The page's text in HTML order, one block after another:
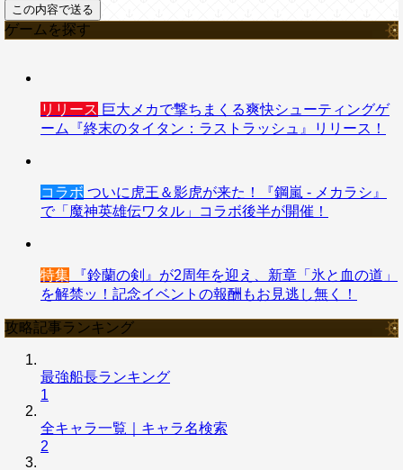
ゲームを探す
リリース 巨大メカで撃ちまくる爽快シューティングゲ
ーム『終末のタイタン：ラストラッシュ』リリース！
コラボ ついに虎王＆影虎が来た！『鋼嵐 - メカラシ』
で「魔神英雄伝ワタル」コラボ後半が開催！
特集 『鈴蘭の剣』が2周年を迎え、新章「氷と血の道」
を解禁ッ！記念イベントの報酬もお見逃し無く！
攻略記事ランキング
最強船長ランキング
1
全キャラ一覧｜キャラ名検索
2